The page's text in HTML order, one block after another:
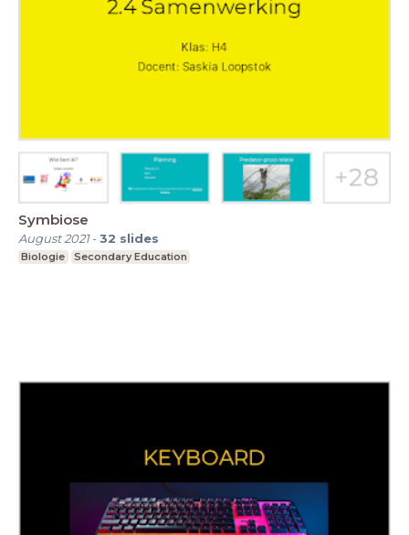
Symbiose
August 2021-32 slides
Biologie Secondary Education